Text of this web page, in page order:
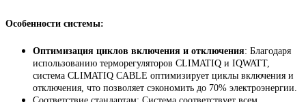
Особенности системы:
Оптимизация циклов включения и отключения: Благодаря
использованию терморегуляторов CLIMATIQ и IQWATT,
система CLIMATIQ CABLE оптимизирует циклы включения и
отключения, что позволяет сэкономить до 70% электроэнергии.